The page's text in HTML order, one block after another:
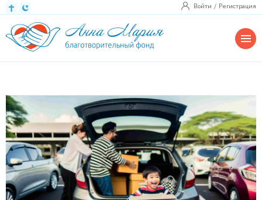
Войти Регистрация